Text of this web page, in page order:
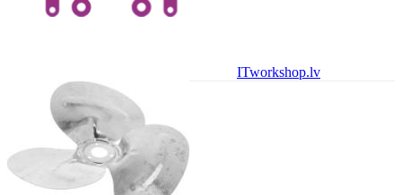
ITworkshop.lv